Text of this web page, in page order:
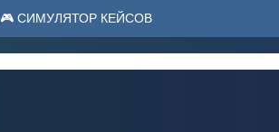
🎮 СИМУЛЯТОР КЕЙСОВ